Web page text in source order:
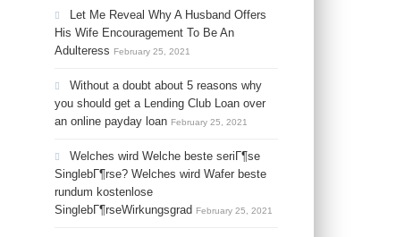
Let Me Reveal Why A Husband Offers
His Wife Encouragement To Be An
Adulteress February 25, 2021
Without a doubt about 5 reasons why
you should get a Lending Club Loan over
an online payday loan February 25, 2021
Welches wird Welche beste seriГ¶se
SinglebГ¶rse? Welches wird Wafer beste
rundum kostenlose
SinglebГ¶rseWirkungsgrad February 25, 2021